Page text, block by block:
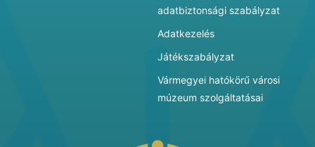
adatbiztonsági szabályzat
Adatkezelés
Játékszabályzat
Vármegyei hatókörű városi
múzeum szolgáltatásai